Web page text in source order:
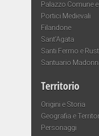
Palazzo Comune
Portici Medievali
Filandone
Sant’Agata
Santi Fermo e
Santuario
Territorio
Origini e Storia
Geografia e
Personaggi